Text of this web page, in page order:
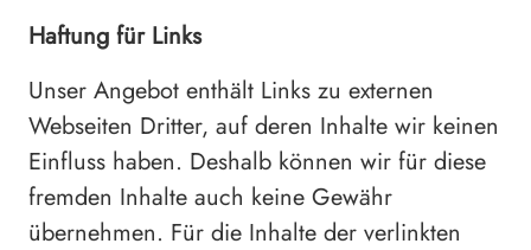
Haftung für Links
Unser Angebot enthält Links zu externen
Webseiten Dritter, auf deren Inhalte wir keinen
Einfluss haben. Deshalb können wir für diese
fremden Inhalte auch keine Gewähr
übernehmen. Für die Inhalte der verlinkten